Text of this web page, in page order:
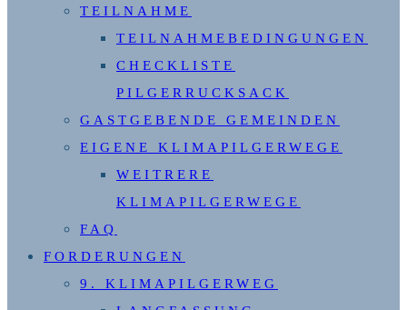
TEILNAHME
TEILNAHMEBEDINGUNGEN
CHECKLISTE
PILGERRUCKSACK
GASTGEBENDE GEMEINDEN
EIGENE KLIMAPILGERWEGE
WEITRERE
KLIMAPILGERWEGE
FAQ
FORDERUNGEN
9. KLIMAPILGERWEG